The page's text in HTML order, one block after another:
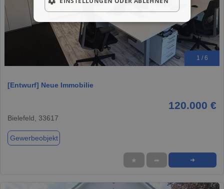
1 / 6
[Entwurf] Neue Immobilie
120.000 €
Bielefeld, 33617
Gewerbeobjekt
★ ➦ ➜